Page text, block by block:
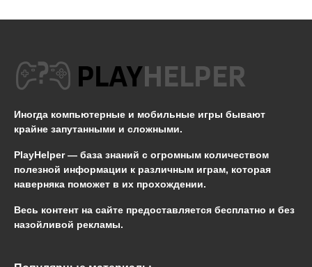
Иногда компьютерные и мобильные игры бывают
крайне запутанными и сложными.
PlayHelper — база знаний с огромным количеством
полезной информации к различным играм, которая
наверняка поможет в их прохождении.
Весь контент на сайте предоставляется бесплатно и без
назойливой рекламы.